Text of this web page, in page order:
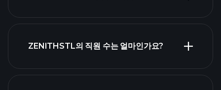
제표
당 주식 목록
ZENITHSTL의 직원 수는 얼마인가요?